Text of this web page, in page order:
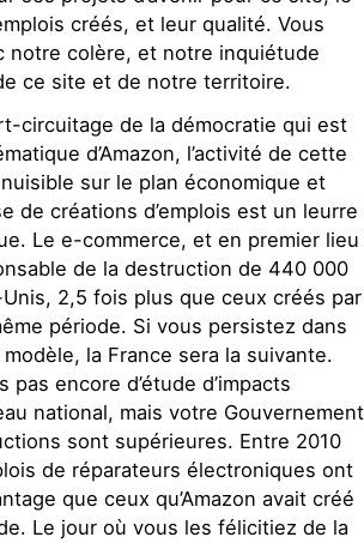
créés, et leur qualité. Vous
notre colère, et notre inquiétude
ce site et de notre territoire.
circuitage de la démocratie qui est
d’Amazon, l’activité de cette
sur le plan économique et
de créations d’emplois est un leurre
Le e-commerce, et en premier lieu
de la destruction de 440 000
2,5 fois plus que ceux créés par
période. Si vous persistez dans
la France sera la suivante.
pas encore d’étude d’impacts
national, mais votre Gouvernement
sont supérieures. Entre 2010
de réparateurs électroniques ont
que ceux qu’Amazon avait créé
Le jour où vous les félicitiez de la